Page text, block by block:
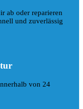
ab oder reparieren
und zuverlässig
von 24